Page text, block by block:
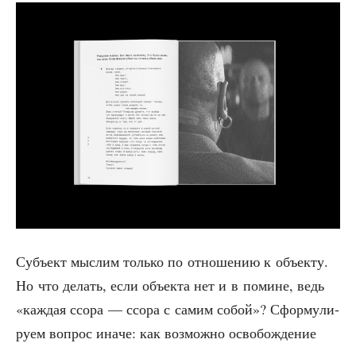
Субъ­ект мыс­лим толь­ко по отно­ше­нию к объ­ек­ту.
Но что делать, если объ­ек­та нет и в помине, ведь
«каж­дая ссо­ра — ссо­ра с самим собой»? Сфор­му­ли­
ру­ем вопрос ина­че: как воз­мож­но осво­бож­де­ние